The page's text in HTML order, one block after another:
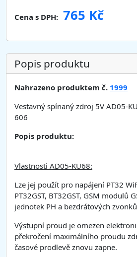
Cena s DPH: 765 Kč
Popis produktu
Nahrazeno produktem č. 1999
Vestavný spínaný zdroj 5V AD05-
606
Popis produktu:
Vlastnosti AD05-KU68:
Lze jej použít pro napájení PT32
PT32GST, BT32GST, GSM modulů
jednotek PH a bezdrátových
Výstupní proud je omezen
překročení maximálního proudu
časové prodlevě znovu zapne.